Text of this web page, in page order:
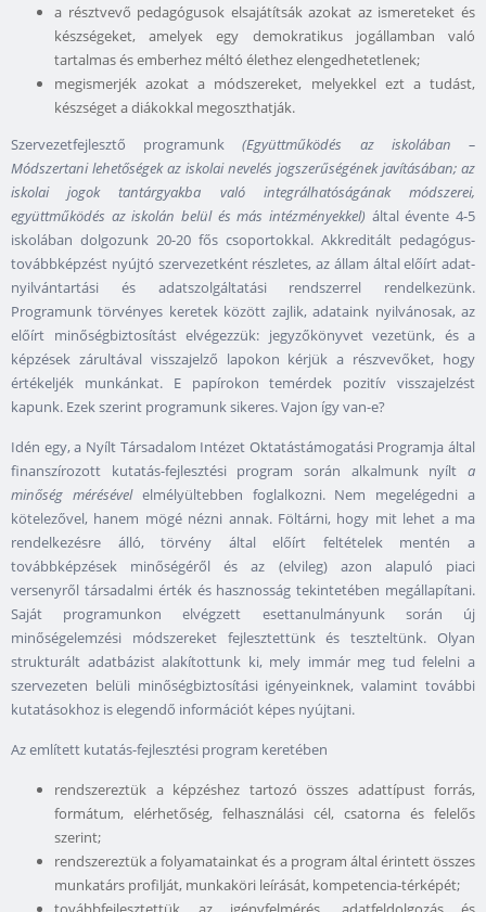
a résztvevő pedagógusok elsajátítsák azokat az ismereteket és
készségeket, amelyek egy demokratikus jogállamban való
tartalmas és emberhez méltó élethez elengedhetetlenek;
megismerjék azokat a módszereket, melyekkel ezt a tudást,
készséget a diákokkal megoszthatják.
Szervezetfejlesztő programunk(Együttműködés az iskolában –
Módszertani lehetőségek az iskolai nevelés jogszerűségének javításában; az
iskolai jogok tantárgyakba való integrálhatóságának módszerei,
együttműködés az iskolán belül és más intézményekkel) által évente 4-5
iskolában dolgozunk 20-20 fős csoportokkal. Akkreditált pedagógus-
továbbképzést nyújtó szervezetként részletes, az állam által előírt adat-
nyilvántartási és adatszolgáltatási rendszerrel rendelkezünk.
Programunk törvényes keretek között zajlik, adataink nyilvánosak, az
előírt minőségbiztosítást elvégezzük: jegyzőkönyvet vezetünk, és a
képzések zárultával visszajelző lapokon kérjük a részvevőket, hogy
értékeljék munkánkat. E papírokon temérdek pozitív visszajelzést
kapunk. Ezek szerint programunk sikeres. Vajon így van-e?
Idén egy, a Nyílt Társadalom Intézet Oktatástámogatási Programja által
finanszírozott kutatás-fejlesztési program során alkalmunk nyílt a
minőség mérésévelelmélyültebben foglalkozni. Nem megelégedni a
kötelezővel, hanem mögé nézni annak. Föltárni, hogy mit lehet a ma
rendelkezésre álló, törvény által előírt feltételek mentén a
továbbképzések minőségéről és az (elvileg) azon alapuló piaci
versenyről társadalmi érték és hasznosság tekintetében megállapítani.
Saját programunkon elvégzett esettanulmányunk során új
minőségelemzési módszereket fejlesztettünk és teszteltünk. Olyan
strukturált adatbázist alakítottunk ki, mely immár meg tud felelni a
szervezeten belüli minőségbiztosítási igényeinknek, valamint további
kutatásokhoz is elegendő információt képes nyújtani.
Az említett kutatás-fejlesztési program keretében
rendszereztük a képzéshez tartozó összes adattípust forrás,
formátum, elérhetőség, felhasználási cél, csatorna és felelős
szerint;
rendszereztük a folyamatainkat és a program által érintett összes
munkatárs profilját, munkaköri leírását, kompetencia-térképét;